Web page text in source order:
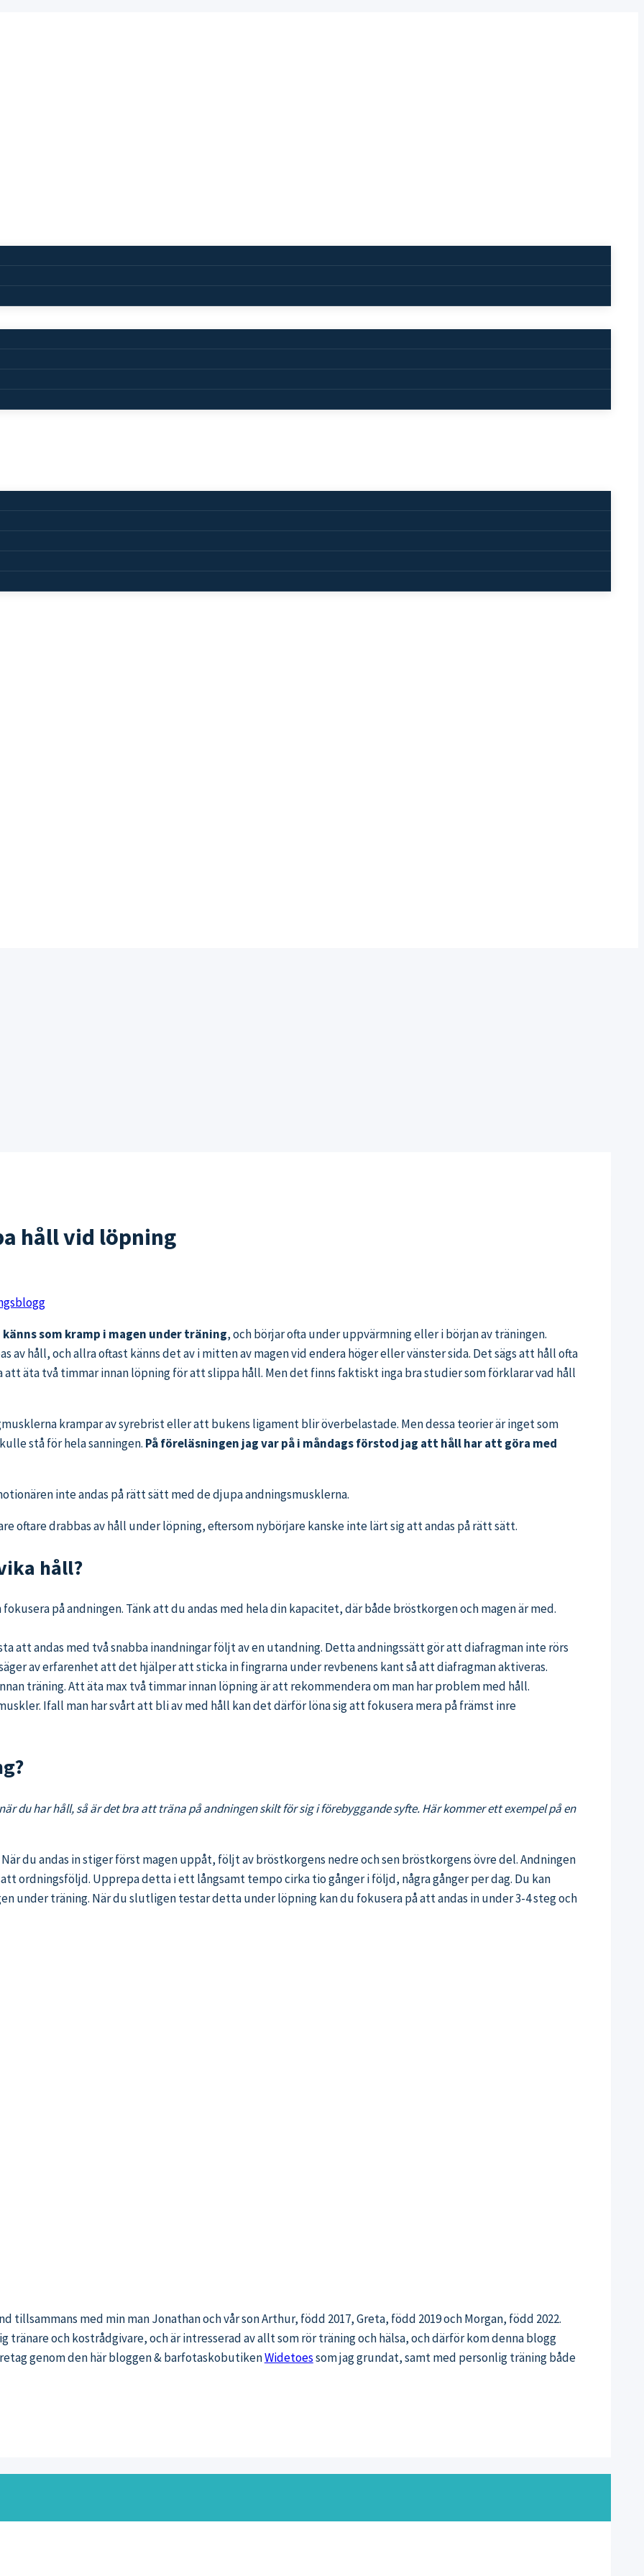
håll vid löpning
som kramp i magen under träning, och börjar ofta under uppvärmning eller i början av träningen.
håll, och allra oftast känns det av i mitten av magen vid endera höger eller vänster sida. Det sägs att håll ofta
äta två timmar innan löpning för att slippa håll. Men det finns faktiskt inga bra studier som förklarar vad håll
krampar av syrebrist eller att bukens ligament blir överbelastade. Men dessa teorier är inget som
stå för hela sanningen. På föreläsningen jag var på i måndags förstod jag att håll har att göra med
inte andas på rätt sätt med de djupa andningsmusklerna.
oftare drabbas av håll under löpning, eftersom nybörjare kanske inte lärt sig att andas på rätt sätt.
håll?
på andningen. Tänk att du andas med hela din kapacitet, där både bröstkorgen och magen är med.
att andas med två snabba inandningar följt av en utandning. Detta andningssätt gör att diafragman inte rörs
av erfarenhet att det hjälper att sticka in fingrarna under revbenens kant så att diafragman aktiveras.
träning. Att äta max två timmar innan löpning är att rekommendera om man har problem med håll.
Ifall man har svårt att bli av med håll kan det därför löna sig att fokusera mera på främst inre
du har håll, så är det bra att träna på andningen skilt för sig i förebyggande syfte. Här kommer ett exempel på en
du andas in stiger först magen uppåt, följt av bröstkorgens nedre och sen bröstkorgens övre del. Andningen
ordningsföljd. Upprepa detta i ett långsamt tempo cirka tio gånger i följd, några gånger per dag. Du kan
under träning. När du slutligen testar detta under löpning kan du fokusera på att andas in under 3-4 steg och
tillsammans med min man Jonathan och vår son Arthur, född 2017, Greta, född 2019 och Morgan, född 2022.
och kostrådgivare, och är intresserad av allt som rör träning och hälsa, och därför kom denna blogg
genom den här bloggen & barfotaskobutikenWidetoessom jag grundat, samt med personlig träning både